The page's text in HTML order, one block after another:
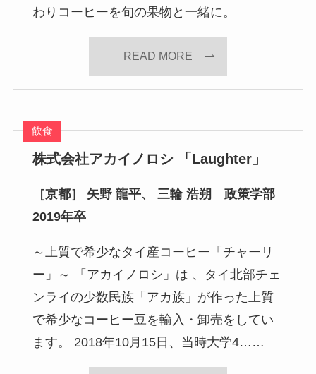
わりコーヒーを旬の果物と一緒に。
READ MORE
飲食
株式会社アカイノロシ 「Laughter」
［京都］ 矢野 龍平、 三輪 浩朔 政策学部
2019年卒
～上質で希少なタイ産コーヒー「チャーリ
ー」～ 「アカイノロシ」は 、タイ北部チェ
ンライの少数民族「アカ族」が作った上質
で希少なコーヒー豆を輸入・卸売をしてい
ます。 2018年10月15日、当時大学4……